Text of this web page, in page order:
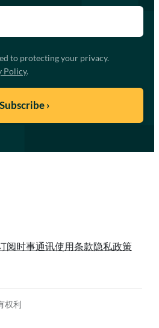
to protecting your privacy.
Policy.
阅时事通讯使用条款隐私政策
权利